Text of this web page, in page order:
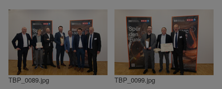
TBP_0089.jpg TBP_0099.jpg